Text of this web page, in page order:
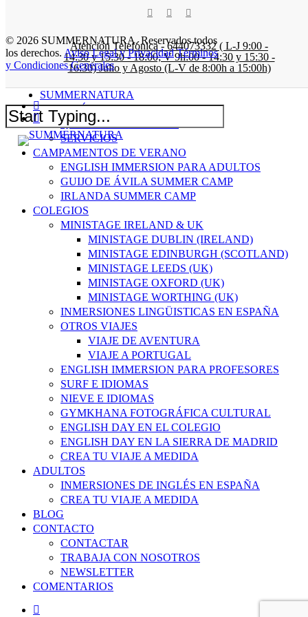
main
content
twitter facebookinstagram
Atención Telefónica - 644073332 ( L-J 9:00 -
14:30 y 15:30 - 18:00; V 9h:00 - 14:30 y 15:30 -
16:30) Julio y Agosto (L-V de 8:00h a 15:00h)
Close
Search
© 2026 SUMMERNATURA. Reservados todos
los derechos. Aviso Legal y Privacidad Términos
y Condiciones Generales
twitter
facebook
Close
Menu
SUMMERNATURA
QUIÉNES SOMOS
QUÉ NOS DIFERENCIA
SERVICIOS
CAMPAMENTOS DE VERANO
ENGLISH IMMERSION PARA ADULTOS
GUIJO DE ÁVILA SUMMER CAMP
IRLANDA SUMMER CAMP
COLEGIOS
MINISTAGE IRELAND & UK
MINISTAGE DUBLIN (IRELAND)
MINISTAGE EDINBURGH (SCOTLAND)
MINISTAGE LEEDS (UK)
MINISTAGE OXFORD (UK)
MINISTAGE WORTHING (UK)
INMERSIONES LINGÜISTICAS EN ESPAÑA
OTROS VIAJES
VIAJE DE AVENTURA
VIAJE A PORTUGAL
ENGLISH IMMERSION PARA PROFESORES
SURF E IDIOMAS
NIEVE E IDIOMAS
GYMKHANA FOTOGRÁFICA CULTURAL
ENGLISH DAY EN EL COLEGIO
ENGLISH DAY EN LA SIERRA DE MADRID
CREA TU VIAJE A MEDIDA
ADULTOS
INMERSIONES DE INGLÉS EN ESPAÑA
CREA TU VIAJE A MEDIDA
BLOG
CONTACTO
CONTACTAR
TRABAJA CON NOSOTROS
NEWSLETTER
COMENTARIOS
twitter